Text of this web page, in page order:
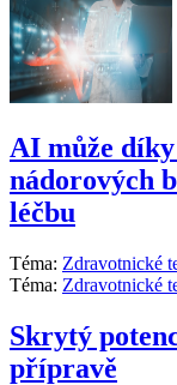
AI může
nádorových
léčbu
Téma: Zdravotnické
Téma: Zdravotnické
Skrytý
přípravě